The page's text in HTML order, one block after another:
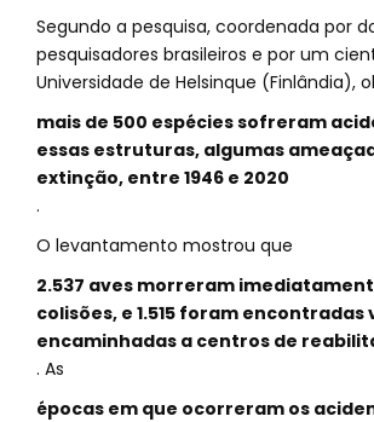
Segundo a pesquisa, coordenada por
pesquisadores brasileiros e por um
Universidade de Helsinque (Finlândia),
mais de 500 espécies sofreram
essas estruturas, algumas
extinção, entre 1946 e 2020
.
O levantamento mostrou que
2.537 aves morreram
colisões, e 1.515 foram encontradas
encaminhadas a centros de
. As
épocas em que ocorreram os